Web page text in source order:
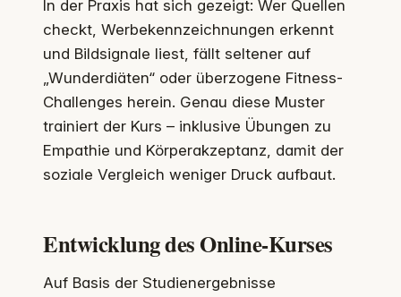
In der Praxis hat sich gezeigt: Wer Quellen
checkt, Werbekennzeichnungen erkennt
und Bildsignale liest, fällt seltener auf
„Wunderdiäten“ oder überzogene Fitness-
Challenges herein. Genau diese Muster
trainiert der Kurs – inklusive Übungen zu
Empathie und Körperakzeptanz, damit der
soziale Vergleich weniger Druck aufbaut.
Entwicklung des Online-Kurses
Auf Basis der Studienergebnisse